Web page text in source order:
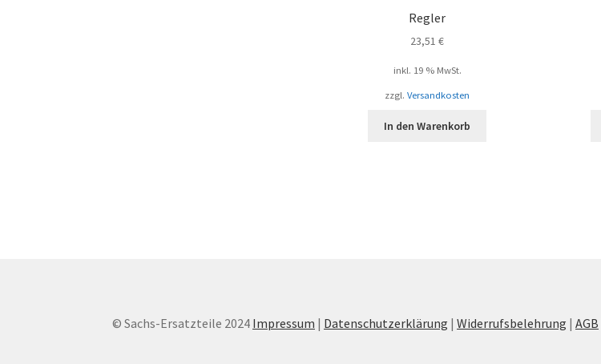
Regler
23,51€
inkl. 19 % MwSt.
zzgl.Versandkosten
In den Warenkorb
© Sachs-Ersatzteile 2024 Impressum | Datenschutzerklärung |Widerrufsbelehrung |AGB